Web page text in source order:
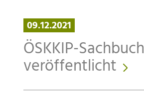
09.12.2021
ÖSKKIP-Sachbuch
veröffentlicht